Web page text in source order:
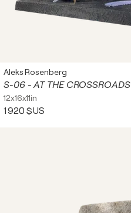
Aleks Rosenberg
S-06 - AT THE CROSSROADS
12x16x11in
1 920 $US